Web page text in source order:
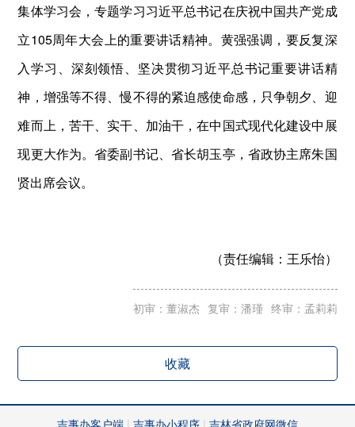
集体学习会，专题学习习近平总书记在庆祝中国共产党成
立105周年大会上的重要讲话精神。黄强强调，要反复深
入学习、深刻领悟、坚决贯彻习近平总书记重要讲话精
神，增强等不得、慢不得的紧迫感使命感，只争朝夕、迎
难而上，苦干、实干、加油干，在中国式现代化建设中展
现更大作为。省委副书记、省长胡玉亭，省政协主席朱国
贤出席会议。
（责任编辑： 王乐怡）
初审：董淑杰 复审：潘瑾 终审：孟莉莉
收藏